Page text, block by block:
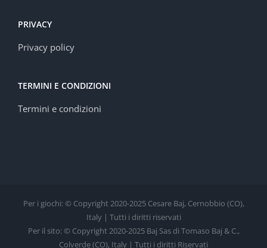
PRIVACY
Privacy policy
TERMINI E CONDIZIONI
Termini e condizioni
Per i giochi: © Copyright 2020-2025 Cesare Baj, Cernobbio (CO),
Italy | Tutti i diritti riservati
Per il sito: © Copyright 2020-2025 Baj Sas di Tomaso Baj & C.,
Colverde (CO), Italy | Tutti i diritti Riservati